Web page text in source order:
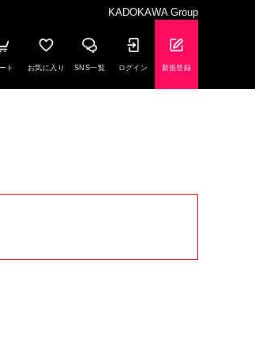
KADOKAWA Group
ト お気に入り SNS一覧 ログイン 新規登録